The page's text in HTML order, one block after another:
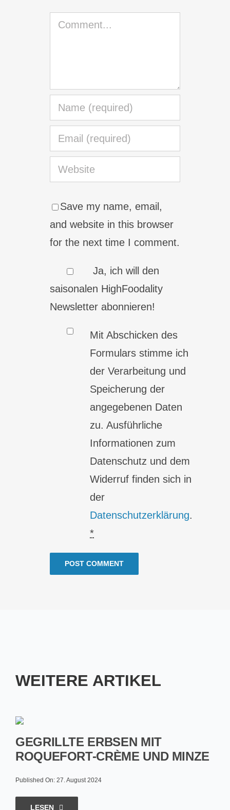
Comment
Save my name, email,
and website in this browser
for the next time I comment.
Ja, ich will den
saisonalen HighFoodality
Newsletter abonnieren!
Mit Abschicken des
Formulars stimme ich
der Verarbeitung und
Speicherung der
angegebenen Daten
zu. Ausführliche
Informationen zum
Datenschutz und dem
Widerruf finden sich in
der
Datenschutzerklärung.
*
WEITERE ARTIKEL
GEGRILLTE ERBSEN MIT
ROQUEFORT-CRÈME UND MINZE
Published On: 27. August 2024
LESEN